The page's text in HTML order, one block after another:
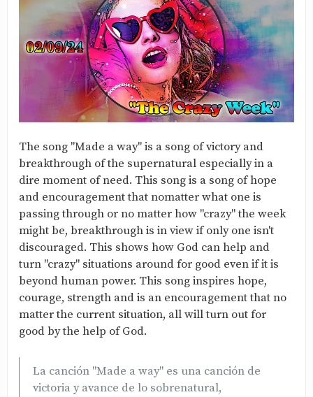
The song "Made a way" is a song of victory and
breakthrough of the supernatural especially in a
dire moment of need. This song is a song of hope
and encouragement that nomatter what one is
passing through or no matter how "crazy" the week
might be, breakthrough is in view if only one isn't
discouraged. This shows how God can help and
turn "crazy" situations around for good even if it is
beyond human power. This song inspires hope,
courage, strength and is an encouragement that no
matter the current situation, all will turn out for
good by the help of God.
La canción "Made a way" es una canción de
victoria y avance de lo sobrenatural,